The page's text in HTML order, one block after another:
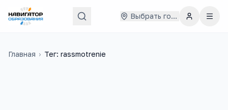
Выбрать город
Главная › Тег: rassmotrenie